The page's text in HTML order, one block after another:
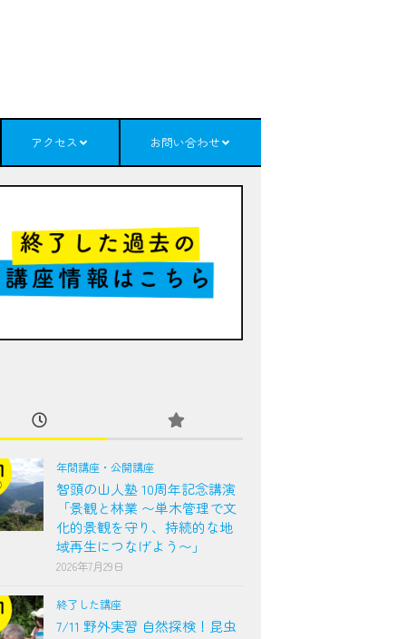
アクセス お問い合わせ
年間講座・公開講座
智頭の山人塾 10周年記念講演
「景観と林業 〜単木管理で文
化的景観を守り、持続的な地
域再生につなげよう〜」
2026年7月29日
終了した講座
7/11 野外実習 自然探検！昆虫